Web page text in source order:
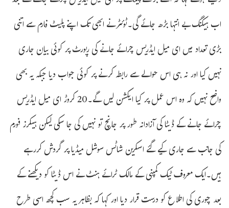
اب ہیکنگ بے انتہا بڑھ جائے گی۔ٹوئٹر نے ابھی تک اپنے پلیٹ فارم سے اتنی
بڑی تعداد میں ای میل ایڈریس چرائے جانے کی رپورٹ پر کوئی بیان جاری
نہیں کیا اور نہ ہی اس حوالے سے رابطہ کرنے پر کوئی جواب دیا جبکہ یہ بھی
واضح نہیں کہ وہ اس عمل پر کیا ایکشن لیں گے۔20 کروڑ ای میل ایڈریس
چرائے جانے کے ڈیٹا کی آزادانہ طور پر جانچ تو نہیں کی جا سکی لیکن ہیکرز فورم
کی جانب سے جاری کیے گئے اسکرین شاٹس سوشل میڈیا پر گردش کررہے
ہیں۔ایک معروف ٹیک کمپنی کے مالک ٹرائے ہنٹ نے اس ڈیٹا کو دیکھنے کے
بعد چوری کی اطلاع کو درست قرار دیا اور کہا کہ بظاہر یہ سب کچھ اسی طرح